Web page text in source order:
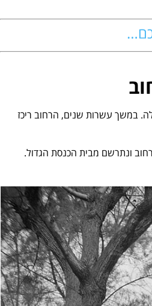
במשך עשרות שנים, הרחוב ריכז
ונתרשם מבית הכנסת הגדול.